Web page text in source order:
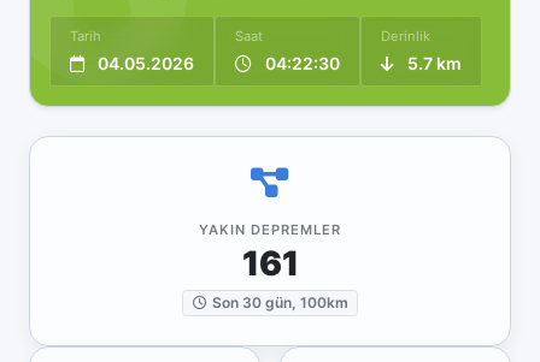
Tarih
04.05.2026
Saat
04:22:30
Derinlik
5.7 km
YAKIN DEPREMLER
161
Son 30 gün, 100km